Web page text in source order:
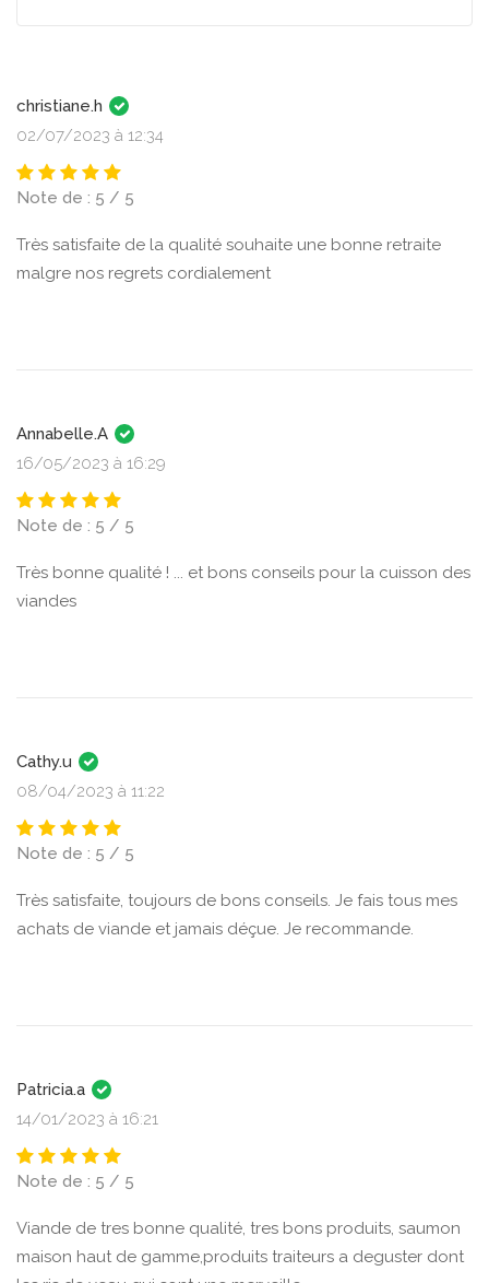
christiane.h
02/07/2023 à 12:34
Note de : 5 / 5
Très satisfaite de la qualité souhaite une bonne retraite
malgre nos regrets cordialement
Annabelle.A
16/05/2023 à 16:29
Note de : 5 / 5
Très bonne qualité ! ... et bons conseils pour la cuisson des
viandes
Cathy.u
08/04/2023 à 11:22
Note de : 5 / 5
Très satisfaite, toujours de bons conseils. Je fais tous mes
achats de viande et jamais déçue. Je recommande.
Patricia.a
14/01/2023 à 16:21
Note de : 5 / 5
Viande de tres bonne qualité, tres bons produits, saumon
maison haut de gamme,produits traiteurs a deguster dont